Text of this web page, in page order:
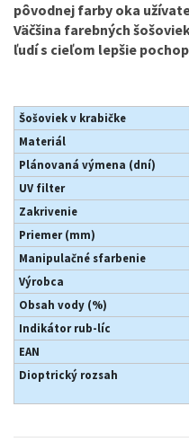
pôvodnej farby oka
Väčšina farebných
ľudí s cieľom lepšie
Šošoviek v krabičke
Materiál
Plánovaná výmena (dní)
UV filter
Zakrivenie
Priemer (mm)
Manipulačné sfarbenie
Výrobca
Obsah vody (%)
Indikátor rub-líc
EAN
Dioptrický rozsah